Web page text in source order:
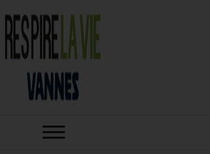
RESPIRE
ET HABITAT SAIN À
VANNES